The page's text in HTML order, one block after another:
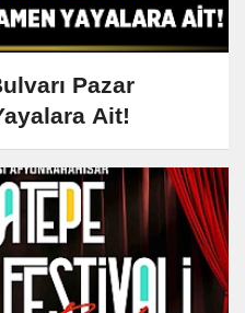
Pazar
Ait!